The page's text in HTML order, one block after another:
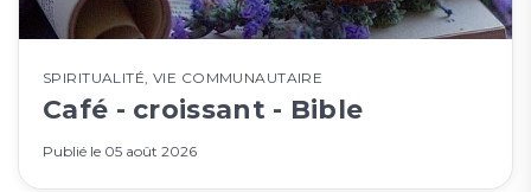
SPIRITUALITÉ ,VIE COMMUNAUTAIRE
Café - croissant - Bible
Publié le 05 août 2026